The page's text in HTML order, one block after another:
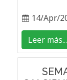
14/Apr/
Leer más...